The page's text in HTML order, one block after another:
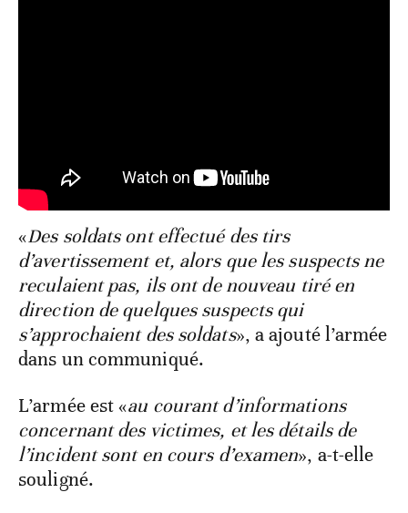
«Des soldats ont effectué des tirs
d’avertissement et, alors que les suspects ne
reculaient pas, ils ont de nouveau tiré en
direction de quelques suspects qui
s’approchaient des soldats», a ajouté l’armée
dans un communiqué.
L’armée est «au courant d’informations
concernant des victimes, et les détails de
l’incident sont en cours d’examen», a-t-elle
souligné.